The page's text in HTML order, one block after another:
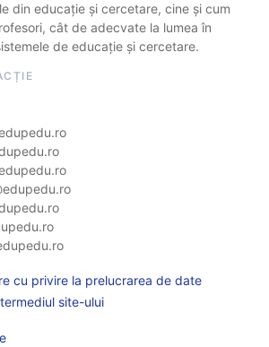
din educație și cercetare, cine și cum
cât de adecvate la lumea în
de educație și cercetare.
cu privire la prelucrarea de date
site-ului